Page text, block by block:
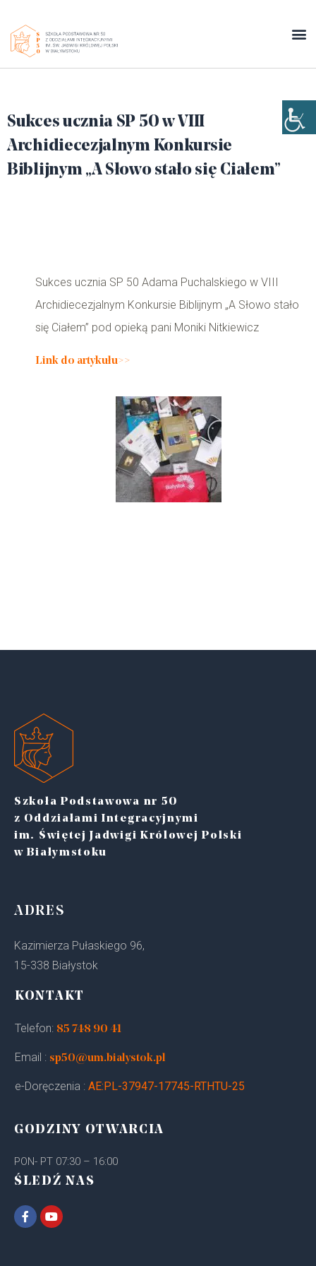
Sukces ucznia SP 50 w VIII
Archidiecezjalnym Konkursie
Biblijnym „A Słowo stało się Ciałem”
Sukces ucznia SP 50 Adama Puchalskiego w VIII
Archidiecezjalnym Konkursie Biblijnym „A Słowo stało
się Ciałem” pod opieką pani Moniki Nitkiewicz
Link do artykułu>>
Szkoła Podstawowa nr 50
z Oddziałami Integracyjnymi
im. Świętej Jadwigi Królowej Polski
w Białymstoku
ADRES
Kazimierza Pułaskiego 96,
15-338 Białystok
KONTAKT
Telefon: 85 748 90 41
Email : sp50@um.bialystok.pl
e-Doręczenia : AE:PL-37947-17745-RTHTU-25
GODZINY OTWARCIA
PON- PT 07:30 – 16:00
ŚLEDŹ NAS